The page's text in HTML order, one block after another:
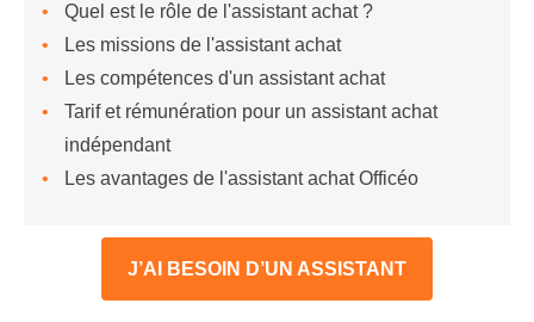
Quel est le rôle de l'assistant achat ?
Les missions de l'assistant achat
Les compétences d'un assistant achat
Tarif et rémunération pour un assistant achat
indépendant
Les avantages de l'assistant achat Officéo
J’AI BESOIN D’UN ASSISTANT